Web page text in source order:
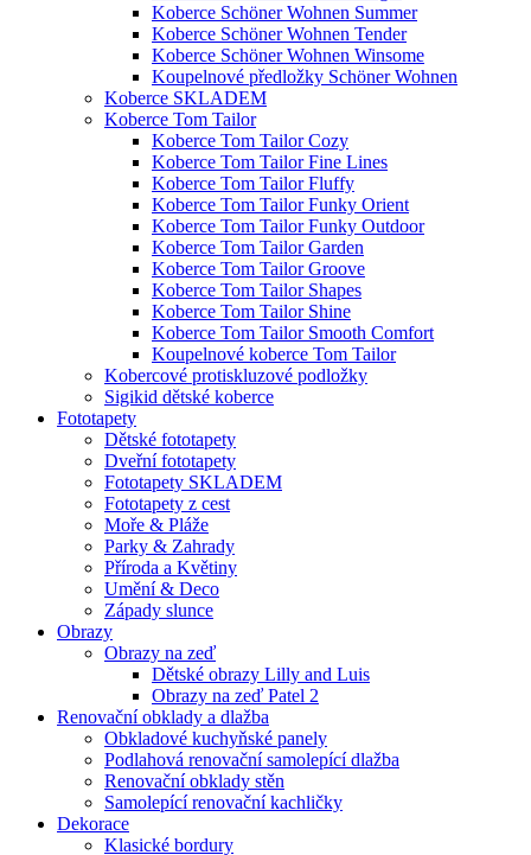
Koberce Schöner Wohnen Summer
Koberce Schöner Wohnen Tender
Koberce Schöner Wohnen Winsome
Koupelnové předložky Schöner Wohnen
Koberce SKLADEM
Koberce Tom Tailor
Koberce Tom Tailor Cozy
Koberce Tom Tailor Fine Lines
Koberce Tom Tailor Fluffy
Koberce Tom Tailor Funky Orient
Koberce Tom Tailor Funky Outdoor
Koberce Tom Tailor Garden
Koberce Tom Tailor Groove
Koberce Tom Tailor Shapes
Koberce Tom Tailor Shine
Koberce Tom Tailor Smooth Comfort
Koupelnové koberce Tom Tailor
Kobercové protiskluzové podložky
Sigikid dětské koberce
Fototapety
Dětské fototapety
Dveřní fototapety
Fototapety SKLADEM
Fototapety z cest
Moře & Pláže
Parky & Zahrady
Příroda a Květiny
Umění & Deco
Západy slunce
Obrazy
Obrazy na zeď
Dětské obrazy Lilly and Luis
Obrazy na zeď Patel 2
Renovační obklady a dlažba
Obkladové kuchyňské panely
Podlahová renovační samolepící dlažba
Renovační obklady stěn
Samolepící renovační kachličky
Dekorace
Klasické bordury